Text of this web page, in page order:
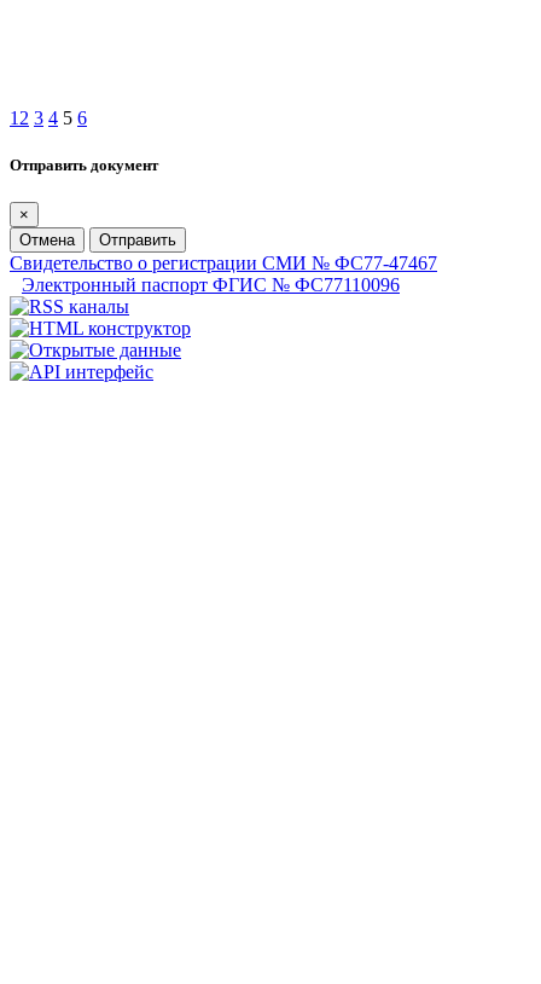
1 2 3 4 5 6
Отправить документ
×
Отмена
Отправить
Свидетельство о регистрации СМИ № ФС77-47467
Электронный паспорт ФГИС № ФС77110096